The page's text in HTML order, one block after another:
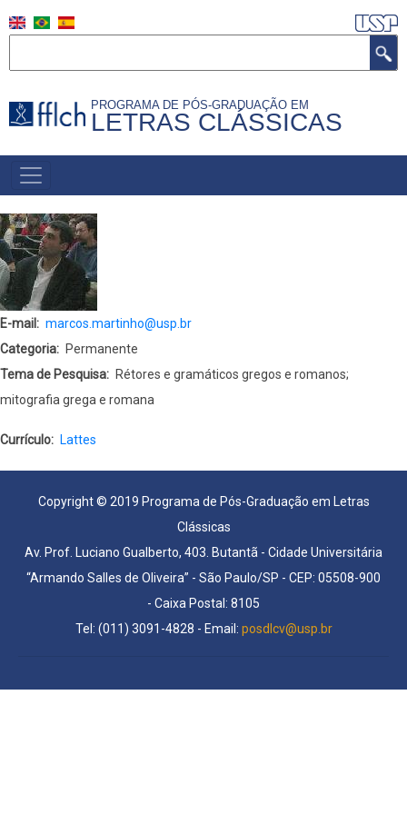
para
principal
PROGRAMA DE PÓS-GRADUAÇÃO EM
LETRAS CLÁSSICAS
NAVEGAÇÃO
PRINCIPAL
(PORTUGUÊS)
E-mail
marcos.martinho@usp.br
Categoria
Permanente
Tema de Pesquisa
Rétores e gramáticos gregos e romanos;
mitografia grega e romana
Currículo Lattes
Copyright © 2019 Programa de Pós-Graduação em Letras
Clássicas
Av. Prof. Luciano Gualberto, 403. Butantã - Cidade Universitária
“Armando Salles de Oliveira” - São Paulo/SP - CEP: 05508-900
- Caixa Postal: 8105
Tel: (011) 3091-4828 - Email: posdlcv@usp.br